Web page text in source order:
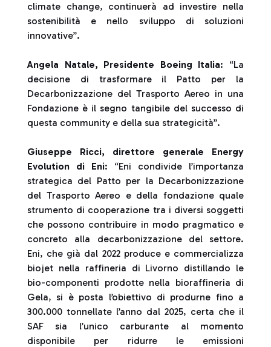
climate change, continuerà ad investire nella
sostenibilità e nello sviluppo di soluzioni
innovative”.
Angela Natale, Presidente Boeing Italia: “La
decisione di trasformare il Patto per la
Decarbonizzazione del Trasporto Aereo in una
Fondazione è il segno tangibile del successo di
questa community e della sua strategicità”.
Giuseppe Ricci, direttore generale Energy
Evolution di Eni: “Eni condivide l’importanza
strategica del Patto per la Decarbonizzazione
del Trasporto Aereo e della fondazione quale
strumento di cooperazione tra i diversi soggetti
che possono contribuire in modo pragmatico e
concreto alla decarbonizzazione del settore.
Eni, che già dal 2022 produce e commercializza
biojet nella raffineria di Livorno distillando le
bio-componenti prodotte nella bioraffineria di
Gela, si è posta l’obiettivo di produrne fino a
300.000 tonnellate l’anno dal 2025, certa che il
SAF sia l’unico carburante al momento
disponibile per ridurre le emissioni